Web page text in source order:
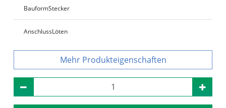
BauformStecker
AnschlussLöten
Produkteigenschaften